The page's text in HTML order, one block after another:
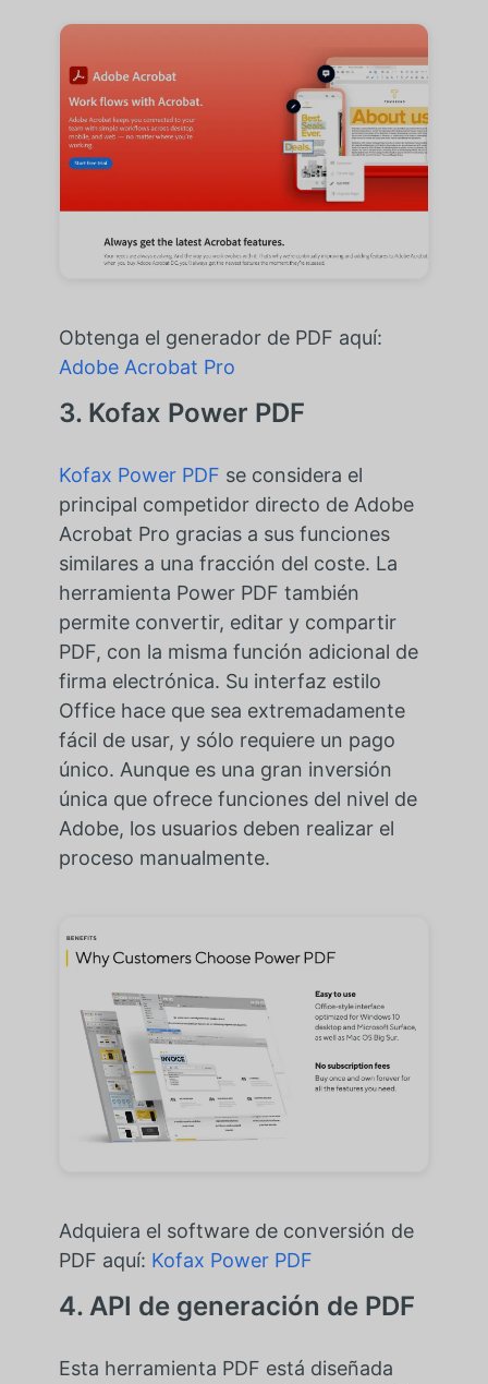
Obtenga el generador de PDF aquí:
Adobe Acrobat Pro
3. Kofax Power PDF
Kofax Power PDF se considera el
principal competidor directo de Adobe
Acrobat Pro gracias a sus funciones
similares a una fracción del coste. La
herramienta Power PDF también
permite convertir, editar y compartir
PDF, con la misma función adicional de
firma electrónica. Su interfaz estilo
Office hace que sea extremadamente
fácil de usar, y sólo requiere un pago
único. Aunque es una gran inversión
única que ofrece funciones del nivel de
Adobe, los usuarios deben realizar el
proceso manualmente.
Adquiera el software de conversión de
PDF aquí: Kofax Power PDF
4. API de generación de PDF
Esta herramienta PDF está diseñada